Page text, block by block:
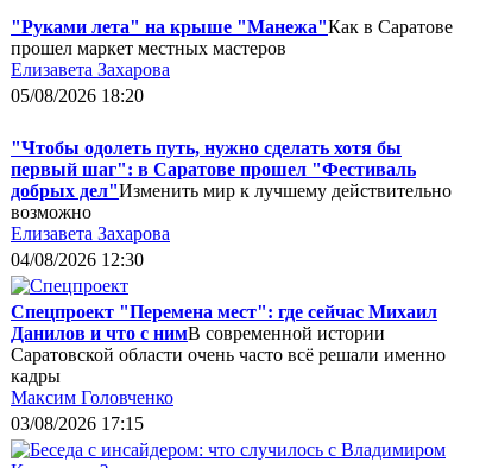
"Руками лета" на крыше "Манежа"Как в Саратове
прошел маркет местных мастеров
Елизавета Захарова
05/08/2026 18:20
"Чтобы одолеть путь, нужно сделать хотя бы
первый шаг": в Саратове прошел "Фестиваль
добрых дел"Изменить мир к лучшему действительно
возможно
Елизавета Захарова
04/08/2026 12:30
Спецпроект "Перемена мест": где сейчас Михаил
Данилов и что с нимВ современной истории
Саратовской области очень часто всё решали именно
кадры
Максим Головченко
03/08/2026 17:15